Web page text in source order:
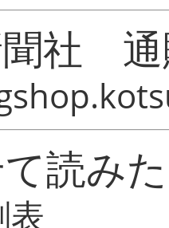
聞社
読み
表